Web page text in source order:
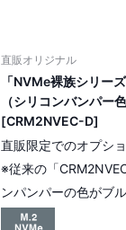
直販オリジナル
「NVMe裸族シリー
（シリコンバンパー
[CRM2NVEC-D]
直販限定でのオプシ
※従来の「
ンパンパーの色がブ
ます。